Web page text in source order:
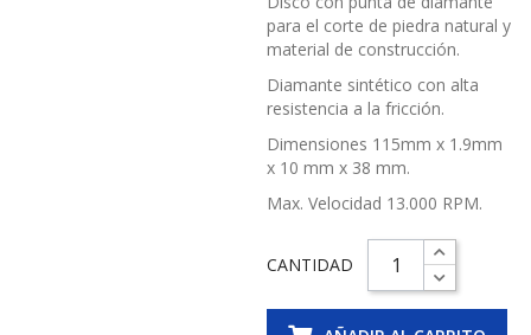
para el corte de piedra natural y
material de construcción.
Diamante sintético con alta
resistencia a la fricción.
Dimensiones 115mm x 1.9mm
x 10 mm x 38 mm.
Max.Velocidad 13.000 RPM.
CANTIDAD